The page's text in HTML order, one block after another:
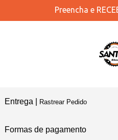
Preencha e
Entrega | Rastrear Pedido
Formas de pagamento